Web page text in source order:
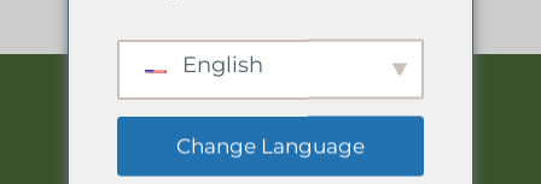
English
Change Language